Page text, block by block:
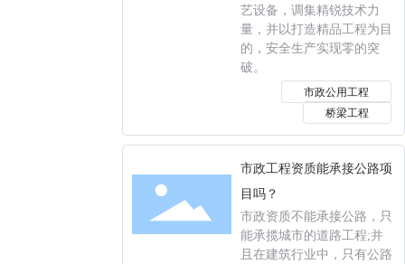
艺设备，调集精锐技术力
量，并以打造精品工程为目
的，安全生产实现零的突
破。
市政公用工程
桥梁工程
市政工程资质能承接公路项
目吗？
市政资质不能承接公路，只
能承揽城市的道路工程;并
且在建筑行业中，只有公路